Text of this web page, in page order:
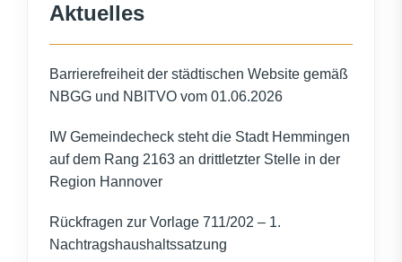
Aktuelles
Barrierefreiheit der städtischen Website gemäß
NBGG und NBITVO vom 01.06.2026
IW Gemeindecheck steht die Stadt Hemmingen
auf dem Rang 2163 an drittletzter Stelle in der
Region Hannover
Rückfragen zur Vorlage 711/202 – 1.
Nachtragshaushaltssatzung